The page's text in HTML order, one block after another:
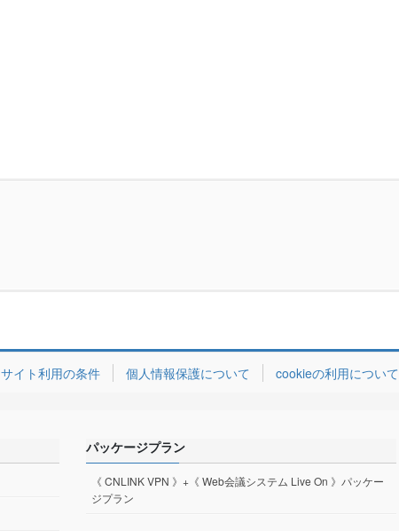
サイト利用の条件 個人情報保護について cookieの利用について
パッケージプラン
《 CNLINK VPN 》+《 Web会議システム Live On 》パッケー
ジプラン